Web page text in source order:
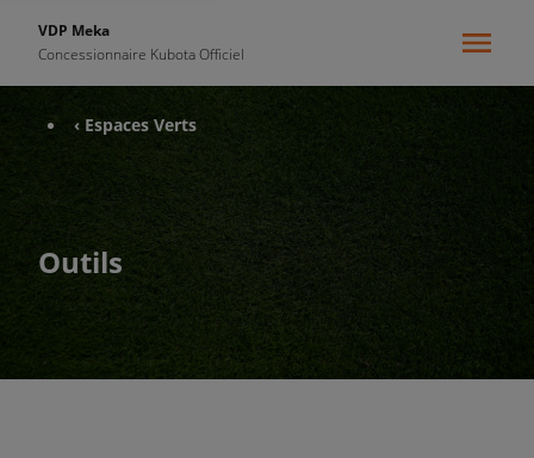
VDP Meka
Concessionnaire Kubota Officiel
‹ Espaces Verts
Outils